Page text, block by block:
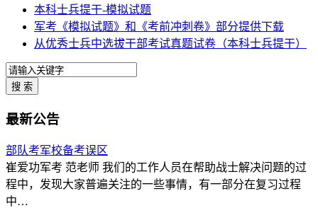
本科士兵提干-模拟试题
军考《模拟试题》和《考前冲刺卷》部分提供下载
从优秀士兵中选拔干部考试真题试卷（本科士兵提干）
最新公告
部队考军校备考误区
崔爱功军考 范老师 我们的工作人员在帮助战士解决问题的过
程中，发现大家普遍关注的一些事情，有一部分在复习过程
中…